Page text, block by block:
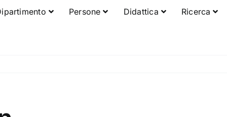
Persone Didattica Ricerca